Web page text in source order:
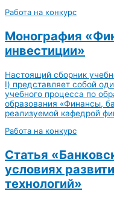
Работа на конкурс
Монография
инвестиции»
Настоящий сборник
I) представляет собой
учебного процесса по
образования «Финансы,
реализуемой кафедрой
Работа на конкурс
Статья
условиях
технологий»